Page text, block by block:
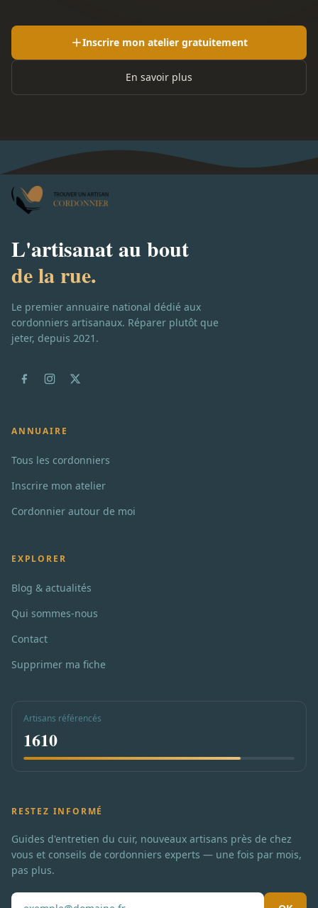
Inscrire mon atelier gratuitement
En savoir plus
L'artisanat au bout
de la rue.
Le premier annuaire national dédié aux
cordonniers artisanaux. Réparer plutôt que
jeter, depuis 2021.
ANNUAIRE
Tous les cordonniers
Inscrire mon atelier
Cordonnier autour de moi
EXPLORER
Blog & actualités
Qui sommes-nous
Contact
Supprimer ma fiche
Artisans référencés
1610
RESTEZ INFORMÉ
Guides d'entretien du cuir, nouveaux artisans près de chez
vous et conseils de cordonniers experts — une fois par mois,
pas plus.